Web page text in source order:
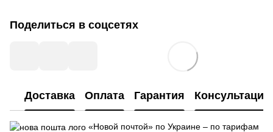
Поделиться в соцсетях
Доставка Оплата Гарантия Консультация
«Новой почтой» по Украине – по тарифам